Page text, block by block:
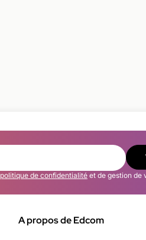
politique de confidentialité et de gestion de
A propos de Edcom